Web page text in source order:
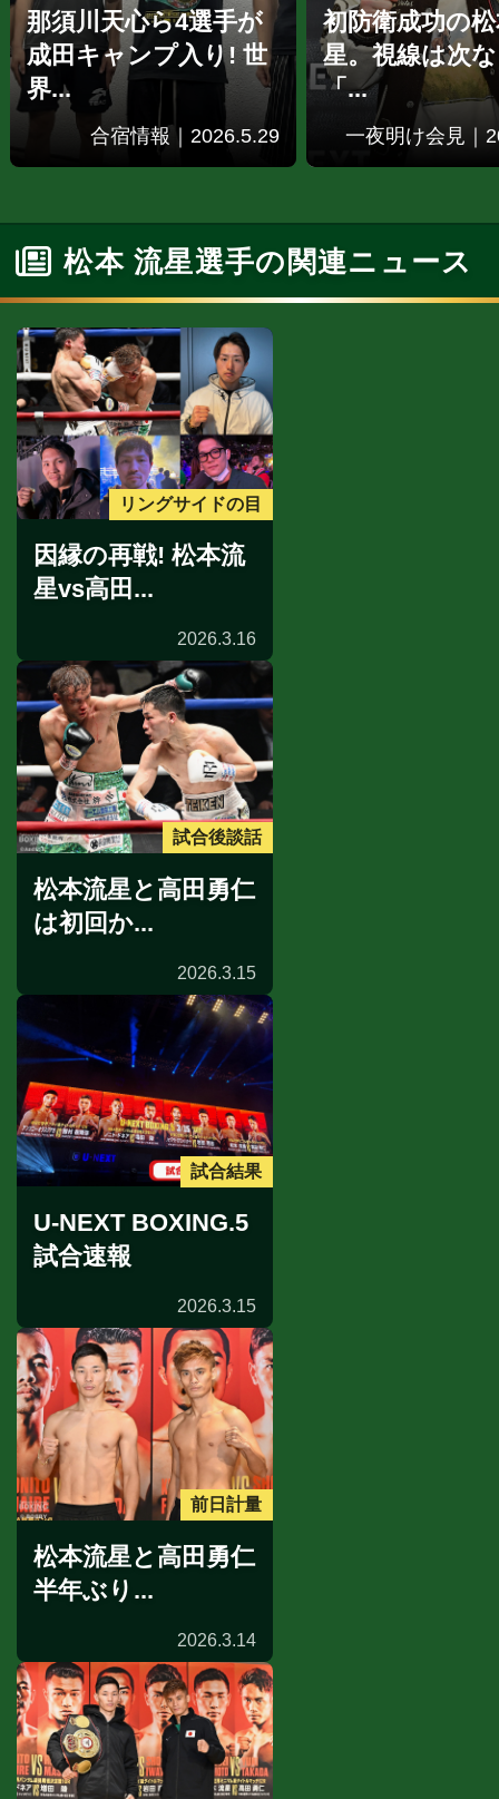
那須川天心ら4選手が
成田キャンプ入り! 世
界...
合宿情報｜2026.5.29
初防衛成功の
星。視線は次
「...
一夜明け会見｜
松本 流星選手の関連ニュース
リングサイドの目
因縁の再戦! 松本流
星vs高田...
2026.3.16
試合後談話
松本流星と高田勇仁
は初回か...
2026.3.15
試合結果
U-NEXT BOXING.5
試合速報
2026.3.15
前日計量
松本流星と高田勇仁
半年ぶり...
2026.3.14